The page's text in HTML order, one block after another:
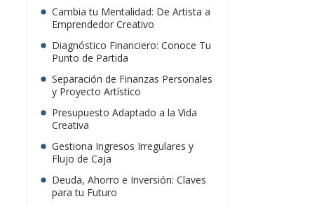
Cambia tu Mentalidad: De Artista a
Emprendedor Creativo
Diagnóstico Financiero: Conoce Tu
Punto de Partida
Separación de Finanzas Personales
y Proyecto Artístico
Presupuesto Adaptado a la Vida
Creativa
Gestiona Ingresos Irregulares y
Flujo de Caja
Deuda, Ahorro e Inversión: Claves
para tu Futuro